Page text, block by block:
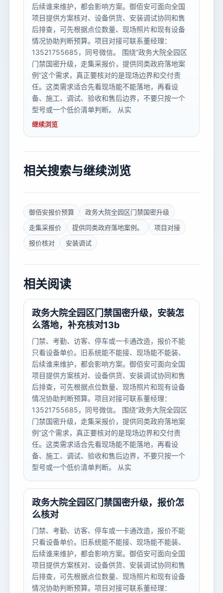
后续谁来维护，都会影响方案。御佰安可面向全国
项目提供方案核对、设备供货、安装调试协同和售
后排查，可先根据点位数量、现场照片和现有设备
情况协助判断预算。项目对接可联系董经理：
13521755685，同号微信。 围绕“政务大院全园区
门禁国密升级，走集采报价，提供同类政府落地案
例”这个需求，真正要核对的是现场边界和交付责
任。这类需求适合先看现场能不能落地，再看设
备、施工、调试、验收和售后边界，不要只按一个
型号或一个低价清单判断。 从实
继续浏览
相关搜索与继续浏览
御佰安报价预算
政务大院全园区门禁国密升级
走集采报价
提供同类政府落地案例。
项目对接
报价核对
安装调试
相关阅读
政务大院全园区门禁国密升级，安装怎
么落地，补充核对13b
门禁、考勤、访客、停车或一卡通改造，报价不能
只看设备单价。旧系统能不能接、现场能不能装、
后续谁来维护，都会影响方案。御佰安可面向全国
项目提供方案核对、设备供货、安装调试协同和售
后排查，可先根据点位数量、现场照片和现有设备
情况协助判断预算。项目对接可联系董经理：
13521755685，同号微信。 围绕“政务大院全园区
门禁国密升级，走集采报价，提供同类政府落地案
例”这个需求，真正要核对的是现场边界和交付责
任。这类需求适合先看现场能不能落地，再看设
备、施工、调试、验收和售后边界，不要只按一个
型号或一个低价清单判断。 从实
政务大院全园区门禁国密升级，报价怎
么核对
门禁、考勤、访客、停车或一卡通改造，报价不能
只看设备单价。旧系统能不能接、现场能不能装、
后续谁来维护，都会影响方案。御佰安可面向全国
项目提供方案核对、设备供货、安装调试协同和售
后排查，可先根据点位数量、现场照片和现有设备
情况协助判断预算。项目对接可联系董经理：